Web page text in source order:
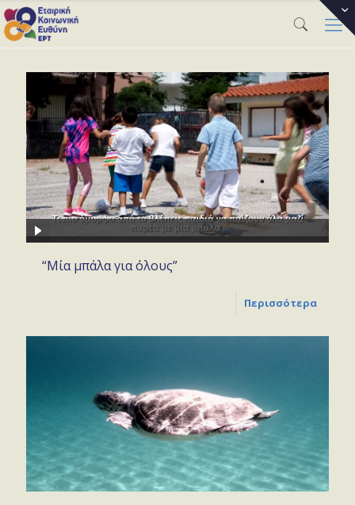
“Μία μπάλα για όλους”
Περισσότερα